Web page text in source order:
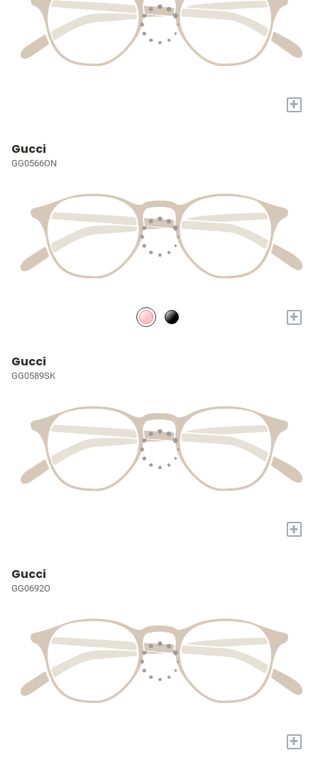
+
Gucci
GG0566ON
+
Gucci
GG0589SK
+
Gucci
GG0692O
+